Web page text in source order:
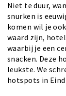
Niet te duur,
snurken is
komen wil je
waard zijn,
waarbij je een
snacken. Deze
leukste. We
hotspots in